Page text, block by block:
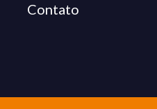
Contato